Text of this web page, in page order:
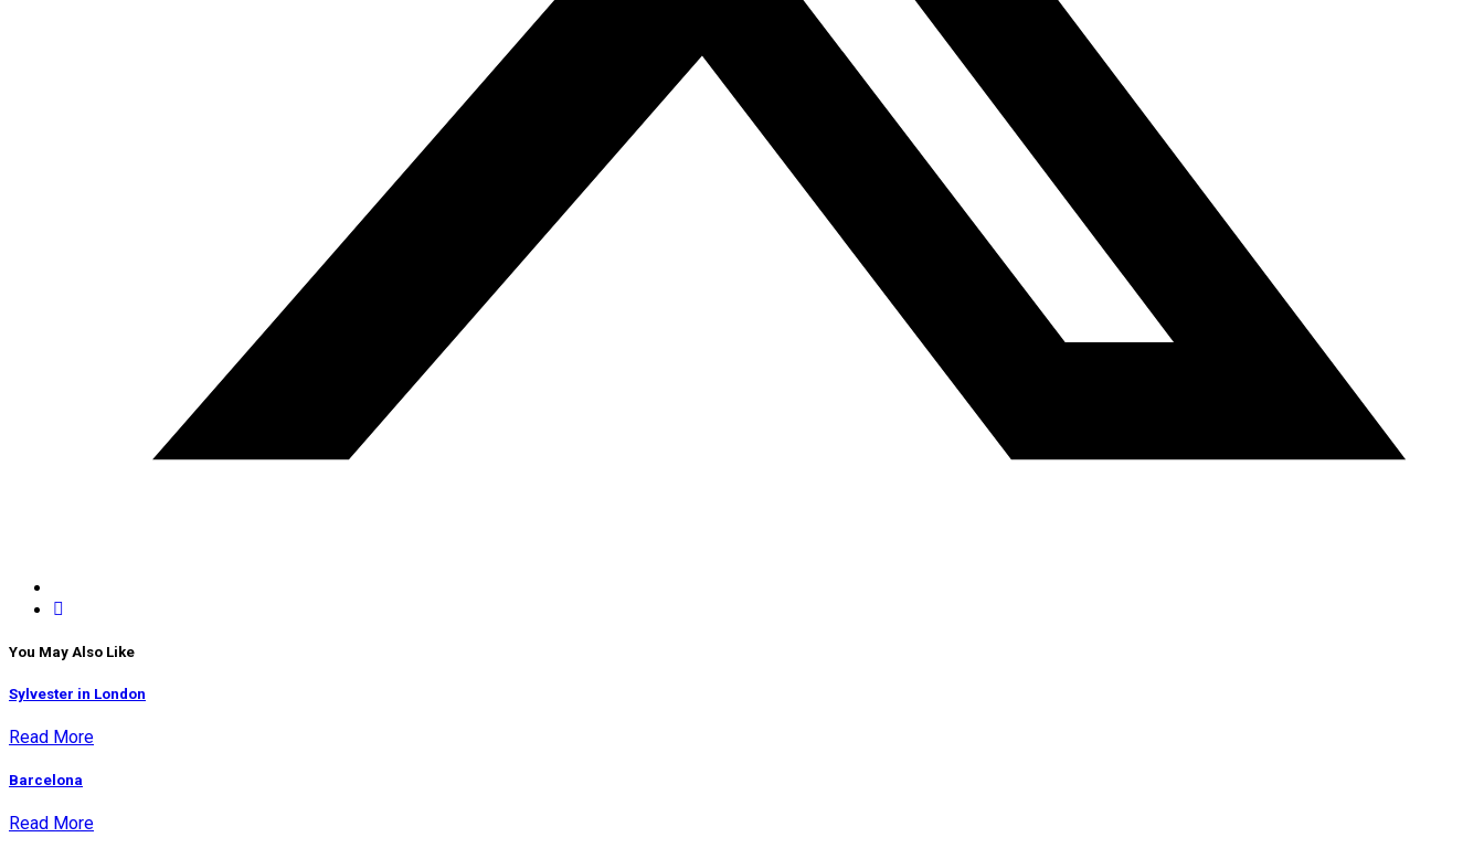
You May Also Like
Sylvester in London
Read More
Barcelona
Read More